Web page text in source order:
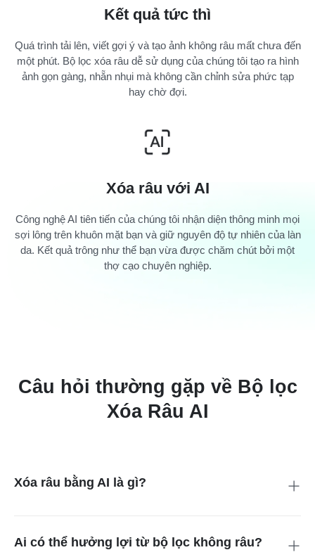
Kết quả tức thì
Quá trình tải lên, viết gợi ý và tạo ảnh không râu mất chưa đến
một phút. Bộ lọc xóa râu dễ sử dụng của chúng tôi tạo ra hình
ảnh gọn gàng, nhẵn nhụi mà không cần chỉnh sửa phức tạp
hay chờ đợi.
Xóa râu với AI
Công nghệ AI tiên tiến của chúng tôi nhận diện thông minh mọi
sợi lông trên khuôn mặt bạn và giữ nguyên độ tự nhiên của làn
da. Kết quả trông như thể bạn vừa được chăm chút bởi một
thợ cạo chuyên nghiệp.
Câu hỏi thường gặp về Bộ lọc
Xóa Râu AI
Xóa râu bằng AI là gì?
nét khuôn mặt và phân tích mẫu tóc. Sau đó, xóa râu và tái tạo
kết cấu da để mang lại bức ảnh sạch sẽ, tự nhiên.
Ai có thể hưởng lợi từ bộ lọc không râu?